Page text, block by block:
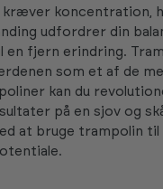
koncentration,
udfordrer din
en fjern erindring.
som et af de
kan du
på en sjov og
at bruge trampolin